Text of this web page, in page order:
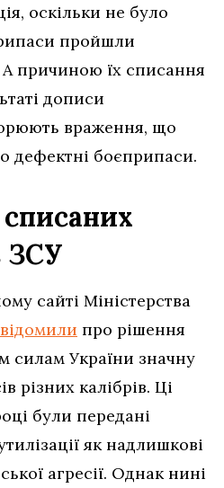
оскільки не було
пройшли
А причиною їх списання
дописи
враження, що
дефектні боєприпаси.
ЗСУ
сайті Міністерства
про рішення
силам України значну
різних калібрів. Ці
були передані
як надлишкові
агресії. Однак нині